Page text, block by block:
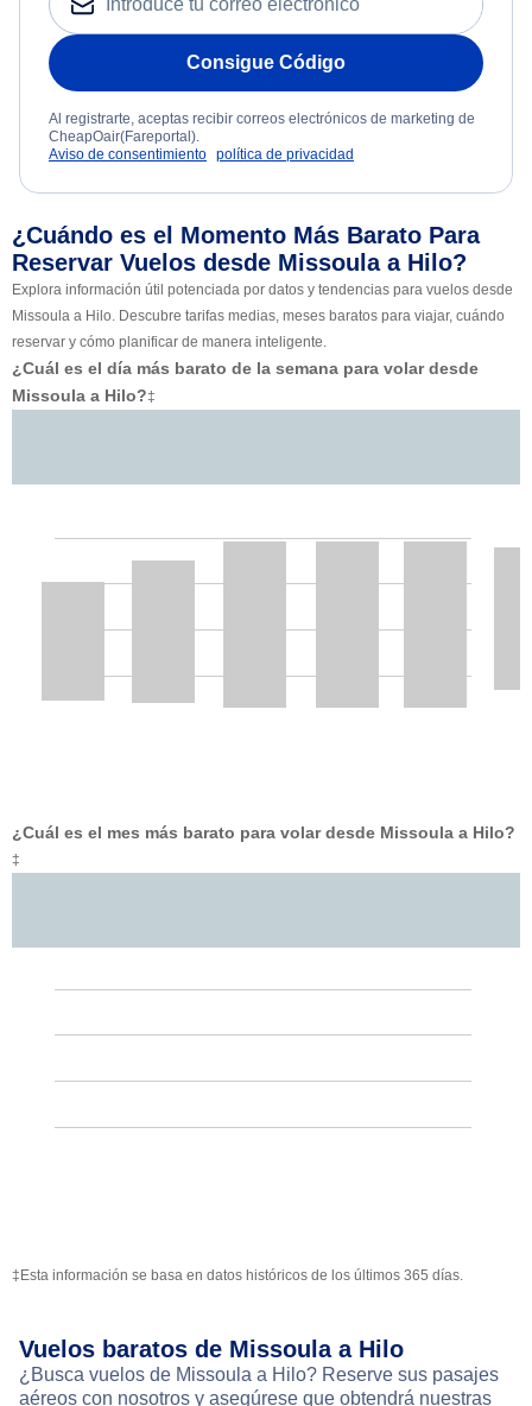
Consigue Código
Al registrarte, aceptas recibir correos electrónicos de marketing de
CheapOair(Fareportal).
Aviso de consentimiento política de privacidad
¿Cuándo es el Momento Más Barato Para
Reservar Vuelos desde Missoula a Hilo?
Explora información útil potenciada por datos y tendencias para vuelos desde
Missoula a Hilo. Descubre tarifas medias, meses baratos para viajar, cuándo
reservar y cómo planificar de manera inteligente.
¿Cuál es el día más barato de la semana para volar desde
Missoula a Hilo?‡
¿Cuál es el mes más barato para volar desde Missoula a Hilo?
‡
‡Esta información se basa en datos históricos de los últimos 365 días.
Vuelos baratos de Missoula a Hilo
¿Busca vuelos de Missoula a Hilo? Reserve sus pasajes
aéreos con nosotros y asegúrese que obtendrá nuestras